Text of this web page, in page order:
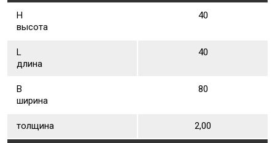
Н
высота
40
L
длина
40
В
ширина
80
толщина 2,00